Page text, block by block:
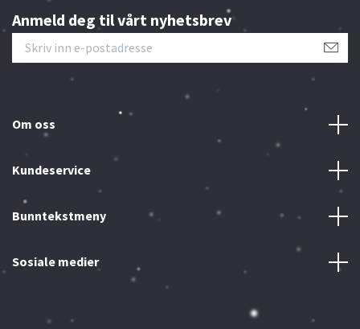
Anmeld deg til vårt nyhetsbrev
Om oss
Kundeservice
Bunntekstmeny
Sosiale medier